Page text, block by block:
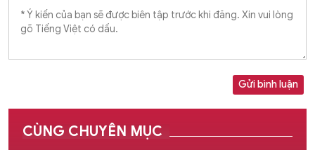
Gửi bình luận
CÙNG CHUYÊN MỤC